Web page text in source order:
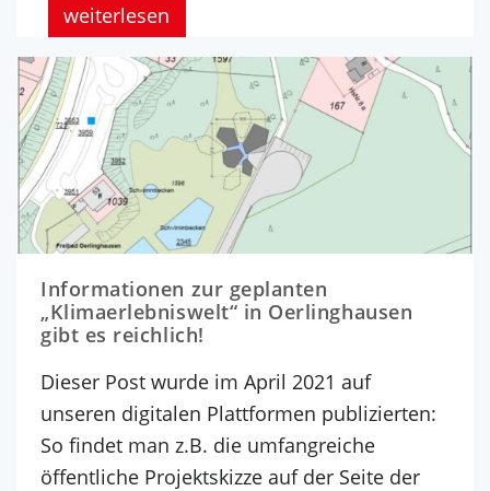
weiterlesen
Informationen zur geplanten
„Klimaerlebniswelt“ in Oerlinghausen
gibt es reichlich!
Dieser Post wurde im April 2021 auf
unseren digitalen Plattformen publizierten:
So findet man z.B. die umfangreiche
öffentliche Projektskizze auf der Seite der